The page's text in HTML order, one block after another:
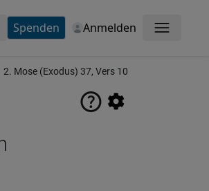
Spenden Anmelden Menü
2. Mose (Exodus) 37, Vers 10